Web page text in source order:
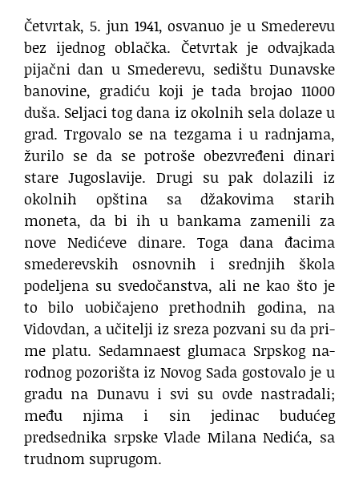
Četvrtak, 5. jun 1941, osvanuo je u Smederevu
bez ijednog oblačka. Četvrtak je odvajkada
pijačni dan u Smederevu, sedištu Dunavske
banovine, gradiću koji je tada brojao 11000
duša. Seljaci tog dana iz okolnih sela dolaze u
grad. Trgovalo se na tezgama i u radnjama,
žurilo se da se potroše obezvređeni dinari
stare Jugoslavije. Drugi su pak dolazili iz
okolnih opština sa džakovima starih
moneta, da bi ih u bankama zamenili za
nove Nedićeve dinare. Toga dana đacima
smederevskih osnovnih i srednjih škola
podeljena su svedočanstva, ali ne kao što je
to bilo uobičajeno prethodnih godina, na
Vidovdan, a uči­te­lji iz sre­za po­zva­ni su da pri­
me pla­tu. Sedamna­est glu­ma­ca Srp­skog na­
rod­nog po­zo­ri­šta iz No­vog Sa­da go­sto­va­lo je u
gra­du na Duna­vu i svi su ov­de na­stra­da­li;
među njima i sin jedinac budućeg
predsednika srpske Vlade Milana Nedića, sa
trudnom suprugom.